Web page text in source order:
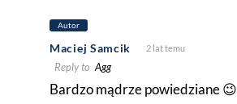
Autor
Maciej Samcik 2 lat temu
Reply to Agg
Bardzo mądrze powiedziane 😉